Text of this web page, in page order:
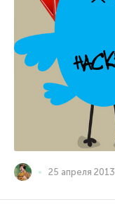
25 апреля 2013